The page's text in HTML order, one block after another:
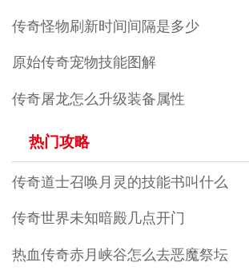
传奇怪物刷新时间间隔是多少
原始传奇宠物技能图解
传奇屠龙怎么升级装备属性
热门攻略
传奇道士召唤月灵的技能书叫什么
传奇世界未知暗殿几点开门
热血传奇赤月峡谷怎么去恶魔祭坛